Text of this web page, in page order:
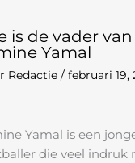
is de vader van
Yamal
Redactie / februari 19,
Yamal is een
die veel indruk